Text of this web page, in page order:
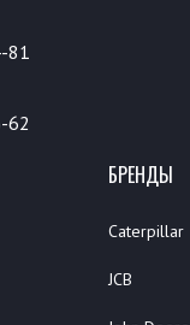
81
62
БРЕНДЫ
Caterpillar
JCB